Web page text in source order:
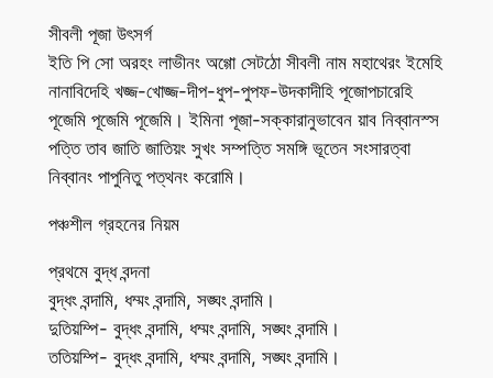
সীবলী পূজা উৎসর্গ
ইতি পি সো অরহং লাভীনং অগ্গো সেটঠো সীবলী নাম মহাথেরং ইমেহি
নানাবিদেহি খজ্জ-খোজ্জ-দীপ-ধুপ-পুপফ-উদকাদীহি পূজোপচারেহি
পূজেমি পূজেমি পূজেমি। ইমিনা পূজা-সক্কারানুভাবেন য়াব নিব্বানস্স
পত্তি তাব জাতি জাতিয়ং সুখং সম্পত্তি সমঙ্গি ভূতেন সংসারত্বা
নিব্বানং পাপুনিতু পত্থনং করোমি।
পঞ্চশীল গ্রহনের নিয়ম
প্রথমে বুদ্ধ বন্দনা
বুদ্ধং বন্দামি, ধম্মং বন্দামি, সঙ্ঘং বন্দামি।
দুতিয়ম্পি- বুদ্ধং বন্দামি, ধম্মং বন্দামি, সঙ্ঘং বন্দামি।
ততিয়ম্পি- বুদ্ধং বন্দামি, ধম্মং বন্দামি, সঙ্ঘং বন্দামি।